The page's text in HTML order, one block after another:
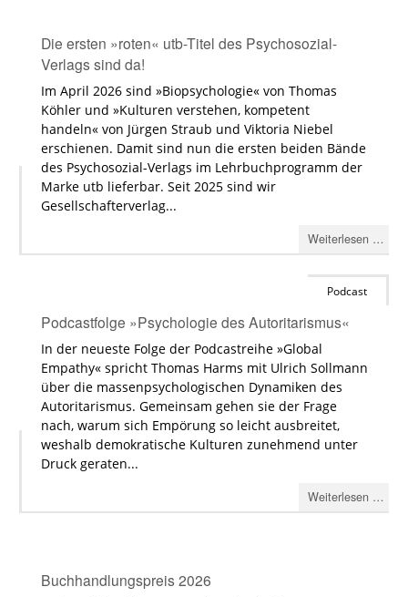
Die ersten »roten« utb-Titel des Psychosozial-
Verlags sind da!
Im April 2026 sind »Biopsychologie« von Thomas
Köhler und »Kulturen verstehen, kompetent
handeln« von Jürgen Straub und Viktoria Niebel
erschienen. Damit sind nun die ersten beiden Bände
des Psychosozial-Verlags im Lehrbuchprogramm der
Marke utb lieferbar. Seit 2025 sind wir
Gesellschafterverlag...
Weiterlesen …
Podcastfolge »Psychologie des Autoritarismus«
Podcast
In der neueste Folge der Podcastreihe »Global
Empathy« spricht Thomas Harms mit Ulrich Sollmann
über die massenpsychologischen Dynamiken des
Autoritarismus. Gemeinsam gehen sie der Frage
nach, warum sich Empörung so leicht ausbreitet,
weshalb demokratische Kulturen zunehmend unter
Druck geraten...
Weiterlesen …
Buchhandlungspreis 2026